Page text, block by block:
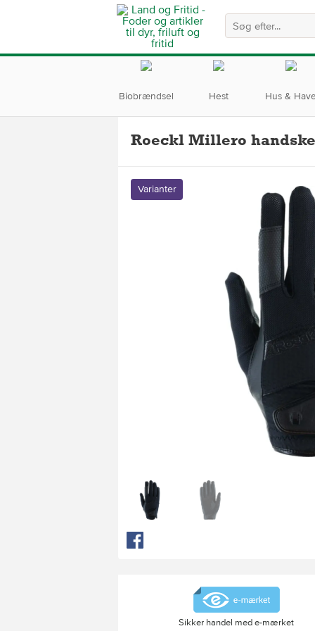
Biobrændsel Hest Hus & Have
Roeckl Millero handske
Varianter
Sikker handel med e-mærket